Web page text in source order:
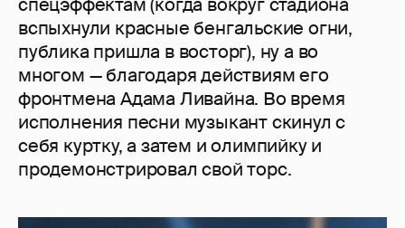
вспыхнули красные бенгальские огни,
публика пришла в восторг), ну а во
многом — благодаря действиям его
фронтмена Адама Ливайна. Во время
исполнения песни музыкант скинул с
себя куртку, а затем и олимпийку и
продемонстрировал свой торс.